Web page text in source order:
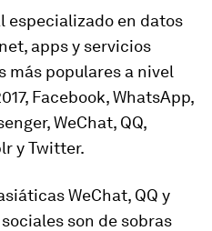
especializado en datos
apps y servicios
más populares a nivel
Facebook, WhatsApp,
WeChat, QQ,
y Twitter.
WeChat, QQ y
son de sobras